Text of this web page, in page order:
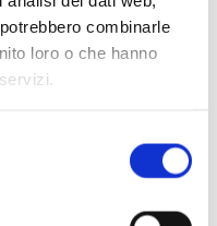
combinarle
loro o che hanno
che tornano nel veloce
tempo teatrale più che
il coraggio di non
all’ultimo respiro di
fra i più toccanti della
di solitudine e di